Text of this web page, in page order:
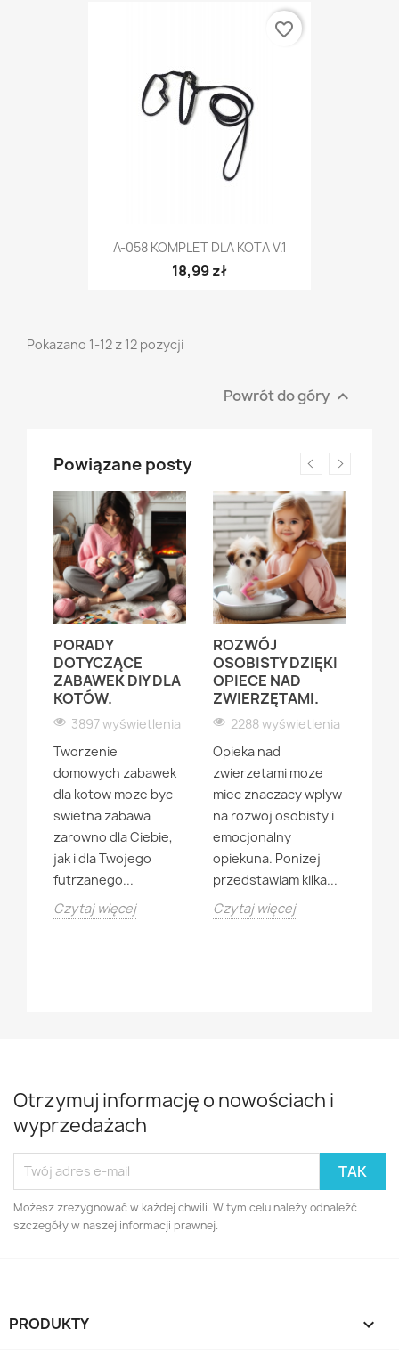
A-058 KOMPLET DLA KOTA V.1
18,99 zł
favorite_border
Pokazano 1-12 z 12 pozycji
Powrót do góry 
Powiązane posty
PORADY
DOTYCZĄCE
ZABAWEK DIY DLA
KOTÓW.
3897 wyświetlenia
Tworzenie
domowych zabawek
dla kotow moze byc
swietna zabawa
zarowno dla Ciebie,
jak i dla Twojego
futrzanego...
Czytaj więcej
ROZWÓJ
OSOBISTY DZIĘKI
OPIECE NAD
ZWIERZĘTAMI.
2288 wyświetlenia
Opieka nad
zwierzetami moze
miec znaczacy wplyw
na rozwoj osobisty i
emocjonalny
opiekuna. Ponizej
przedstawiam kilka...
Czytaj więcej
Otrzymuj informację o nowościach i
wyprzedażach
Możesz zrezygnować w każdej chwili. W tym celu należy odnaleźć
szczegóły w naszej informacji prawnej.
PRODUKTY 